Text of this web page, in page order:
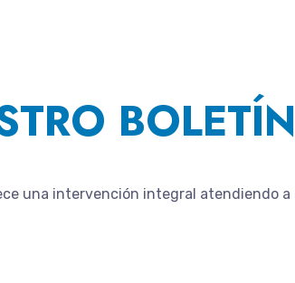
BOLETÍN
una intervención integral atendiendo